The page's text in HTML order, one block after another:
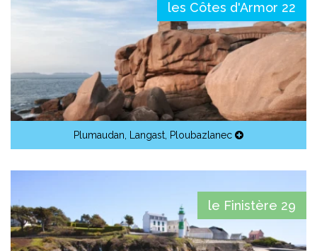
les Côtes d'Armor 22
Plumaudan, Langast, Ploubazlanec
le Finistère 29